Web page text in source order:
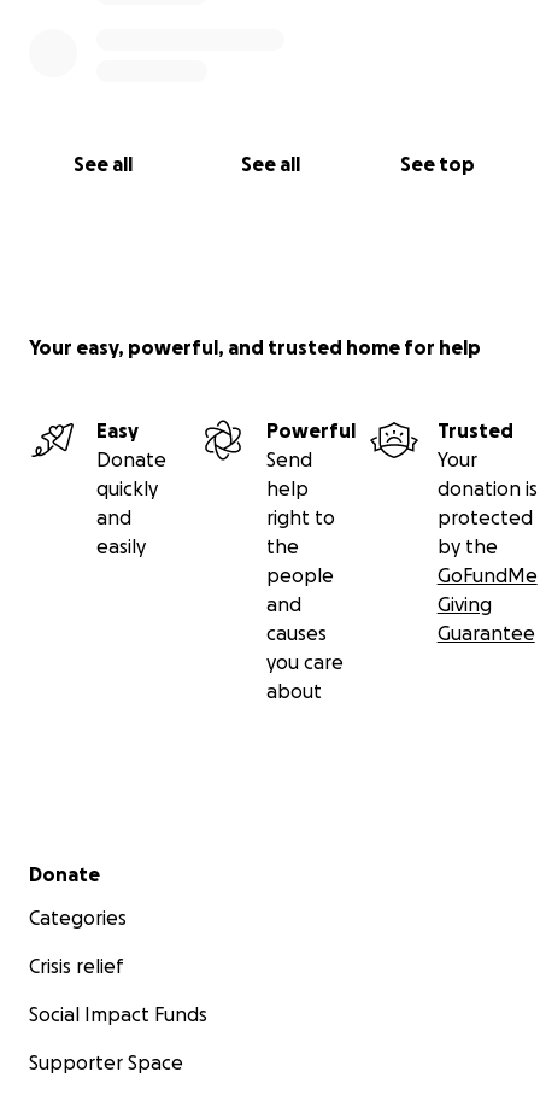
See all See all See top
Your easy, powerful, and trusted home for help
Easy
Donate
quickly
and
easily
Powerful
Send
help
right to
the
people
and
causes
you care
about
Trusted
Your
donation is
protected
by the
GoFundMe
Giving
Guarantee
Secondary menu
Donate
Categories
Crisis relief
Social Impact Funds
Supporter Space